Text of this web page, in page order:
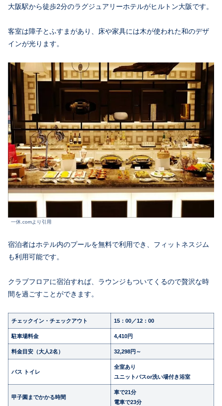
大阪駅から徒歩2分のラグジュアリーホテルがヒルトン大阪です。
客室は障子とふすまがあり、床や家具には木が使われた和のデザ
インが光ります。
一休.comより引用
宿泊者はホテル内のプールを無料で利用でき、フィットネスジム
も利用可能です。
クラブフロアに宿泊すれば、ラウンジもついてくるので贅沢な時
間を過ごすことができます。
チェックイン・チェックアウト 15：00／12：00
駐車場料金 4,410円
料金目安（大人2名） 32,298円～
バス トイレ
全室あり
ユニットバスor洗い場付き浴室
甲子園までかかる時間
車で21分
電車で23分